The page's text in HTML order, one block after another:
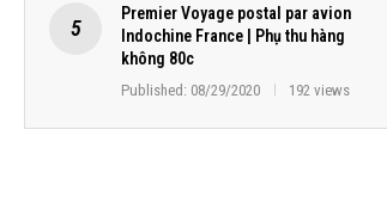
Premier Voyage postal par avion
Indochine France | Phụ thu hàng
không 80c
Published: 08/29/2020 192 views